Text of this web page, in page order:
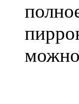
можно